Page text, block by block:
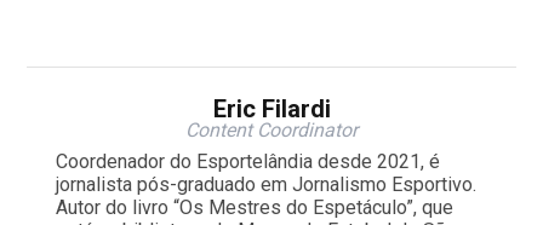
Eric Filardi
Content Coordinator
Coordenador do Esportelândia desde 2021, é
jornalista pós-graduado em Jornalismo Esportivo.
Autor do livro “Os Mestres do Espetáculo”, que